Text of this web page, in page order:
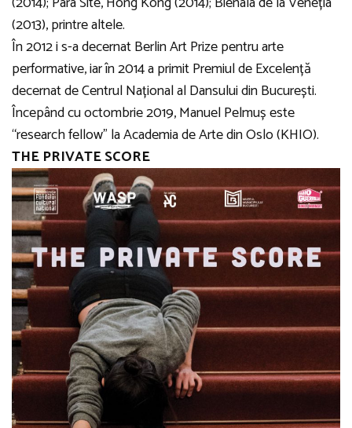
(2013), printre altele.
În 2012 i s-a decernat Berlin Art Prize pentru arte
performative, iar în 2014 a primit Premiul de Excelență
decernat de Centrul Național al Dansului din București.
Începând cu octombrie 2019, Manuel Pelmuș este
“research fellow” la Academia de Arte din Oslo (KHIO).
THE PRIVATE SCORE